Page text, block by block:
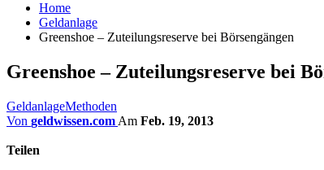
Home
Geldanlage
Greenshoe – Zuteilungsreserve bei Börsengängen
Greenshoe – Zuteilungsreserve bei
GeldanlageMethoden
Von geldwissen.com Am Feb. 19, 2013
Teilen